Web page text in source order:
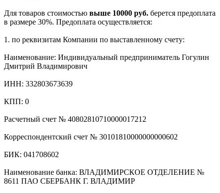
Для товаров стоимостью выше 10000 руб. берется предоплата
в размере 30%. Предоплата осуществляется:
1. по реквизитам Компании по выставленному счету:
Наименование: Индивидуальный предприниматель Гогулин
Дмитрий Владимирович
ИНН: 332803673639
КПП: 0
Расчетный счет № 40802810710000017212
Корреспондентский счет № 30101810000000000602
БИК: 041708602
Наименование банка: ВЛАДИМИРСКОЕ ОТДЕЛЕНИЕ №
8611 ПАО СБЕРБАНК Г. ВЛАДИМИР